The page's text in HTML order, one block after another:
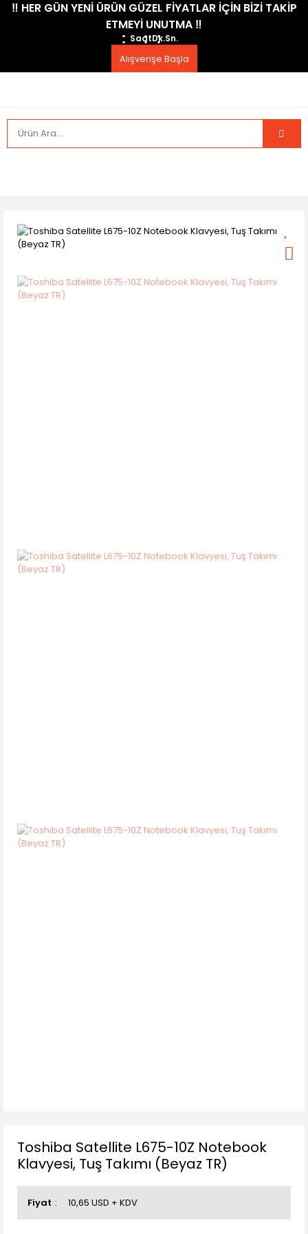
​‼️​ HER GÜN YENİ ÜRÜN GÜZEL FİYATLAR İÇİN BİZİ TAKİP
ETMEYİ UNUTMA ​‼️​
SaatDk.Sn.
Alışverişe Başla
Toshiba Satellite L675-10Z Notebook
Klavyesi, Tuş Takımı (Beyaz TR)
Fiyat 10,65 USD + KDV